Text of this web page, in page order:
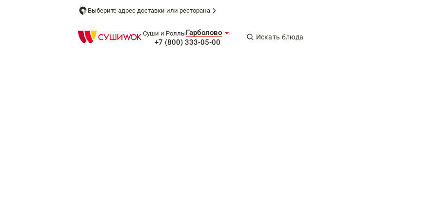
Выберите адрес доставки или ресторана
Суши и РоллыГарболово
+7 (800) 333-05-00
Искать блюда